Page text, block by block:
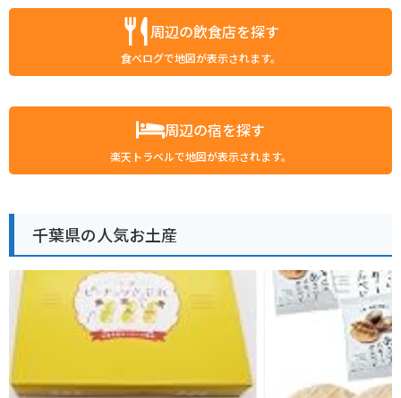
周辺の飲食店を探す
食べログで地図が表示されます。
周辺の宿を探す
楽天トラベルで地図が表示されます。
千葉県の人気お土産